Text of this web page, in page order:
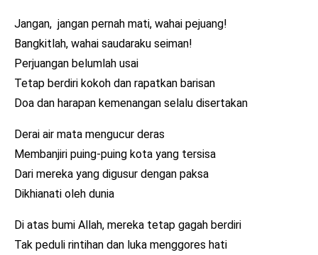
Jangan, jangan pernah mati, wahai pejuang!
Bangkitlah, wahai saudaraku seiman!
Perjuangan belumlah usai
Tetap berdiri kokoh dan rapatkan barisan
Doa dan harapan kemenangan selalu disertakan
Derai air mata mengucur deras
Membanjiri puing-puing kota yang tersisa
Dari mereka yang digusur dengan paksa
Dikhianati oleh dunia
Di atas bumi Allah, mereka tetap gagah berdiri
Tak peduli rintihan dan luka menggores hati